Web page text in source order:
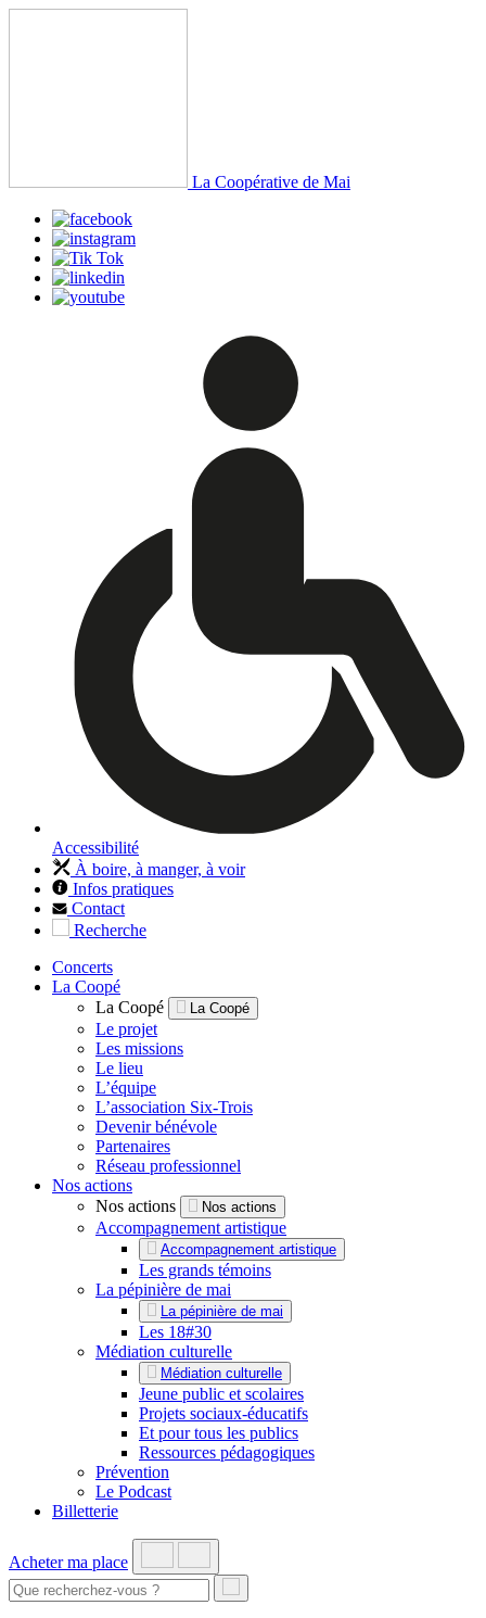
La Coopérative de Mai
Accessibilité
À boire, à manger, à voir
Infos pratiques
Contact
Recherche
Concerts
La Coopé
La Coopé
La Coopé
Le projet
Les missions
Le lieu
L’équipe
L’association Six-Trois
Devenir bénévole
Partenaires
Réseau professionnel
Nos actions
Nos actions
Nos actions
Accompagnement artistique
Accompagnement artistique
Les grands témoins
La pépinière de mai
La pépinière de mai
Les 18#30
Médiation culturelle
Médiation culturelle
Jeune public et scolaires
Projets sociaux-éducatifs
Et pour tous les publics
Ressources pédagogiques
Prévention
Le Podcast
Billetterie
Acheter ma place